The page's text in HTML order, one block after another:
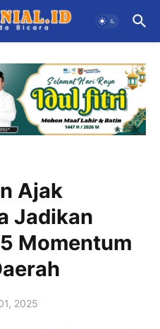
Ajak
Jadikan
Momentum
2025